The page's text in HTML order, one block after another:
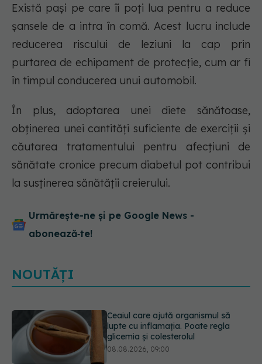
Există pași pe care îi poți lua pentru a reduce
șansele de a intra în comă. Acest lucru include
reducerea riscului de leziuni la cap prin
purtarea de echipament de protecție, cum ar fi
în timpul conducerea unui automobil.
În plus, adoptarea unei diete sănătoase,
obținerea unei cantități suficiente de exerciții și
căutarea tratamentului pentru afecțiuni de
sănătate cronice precum diabetul pot contribui
la susținerea sănătății creierului.
Urmărește-ne și pe Google News -
abonează‑te!
NOUTĂȚI
Ce spune culoarea ta preferată
despre vârsta pe care o ai. Care
este "codul cromatic" al generațiilor